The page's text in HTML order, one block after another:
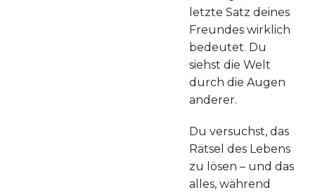
letzte Satz deines
Freundes wirklich
bedeutet. Du
siehst die Welt
durch die Augen
anderer.
Du versuchst, das
Rätsel des Lebens
zu lösen – und das
alles, während